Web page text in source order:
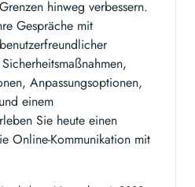
hinweg verbessern.
Gespräche mit
Anpassungsoptionen,
einem
Sie heute einen
Online-Kommunikation mit